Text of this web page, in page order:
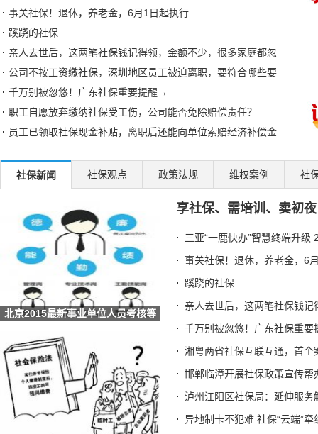
事关社保！退休，养老金，6月1日起执行
蹊跷的社保
亲人去世后，这两笔社保钱记得领，金额不少，很多家庭都忽
公司不按工资缴社保，深圳地区员工被迫离职，要符合哪些要
千万别被忽悠！广东社保重要提醒→
职工自愿放弃缴纳社保受工伤，公司能否免除赔偿责任？
员工已领取社保现金补贴，离职后还能向单位索赔经济补偿金
邯郸临漳开展社保政策宣传帮办系列活动
泸州江阳区社保局：延伸服务触角 传递社保温度
异地制卡不犯难 社保“云端”牵线办
退休的单位已注销，怎么换第三代社保卡？北京人社局解答
七台河破冰之举！社保卡+智慧赛事系统解锁冰雪体育数字化新
四川汉源：社保打好服务组合拳 提升重点群体服务质效
湖北荆门：社保“私人定制”服务让民生保障更有温度
安徽六安：叶集区人社局工伤宣传进企业 社保政策暖人心
辽宁：全国首创 沈阳“智慧社保”实现延迟退休政策“指
甘肃酒泉：数字引擎驱动社保经办升级 智慧服务托起民生
海南省社保中心提示：离退休人员需按期完成养老保险待遇资
全国人民代表大会常务委员会关于实施渐进式延迟法定退休年
梁建章建议按孩子数量发钱：每月3000元直至孩子18岁、家长
宜宾三江新区两家单位荣获“全国文明单位”称号
社保新闻 社保观点 政策法规 维权案例 社
北京2015最新事业单位人员考核等
享社保、需培训、卖初
三亚“一鹿快办”智慧终端升级
事关社保！退休，养老金，6
蹊跷的社保
亲人去世后，这两笔社保钱
千万别被忽悠！广东社保重
湘粤两省社保互联互通，首个
邯郸临漳开展社保政策宣传帮
泸州江阳区社保局：延伸服务
异地制卡不犯难 社保“云端”牵